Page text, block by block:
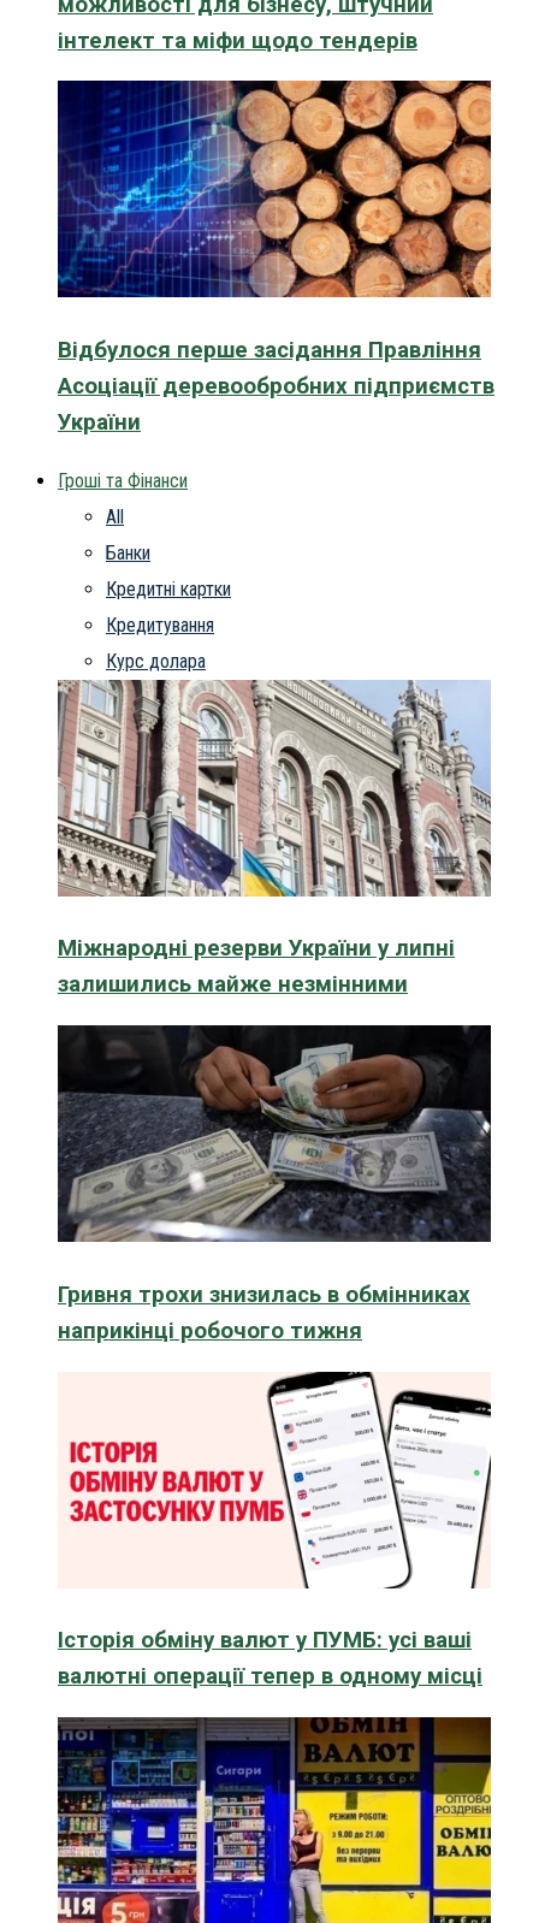
інтелект та міфи щодо тендерів
Відбулося перше засідання Правління
Асоціації деревообробних підприємств
України
Гроші та Фінанси
All
Банки
Кредитні картки
Кредитування
Курс долара
Міжнародні резерви України у липні
залишились майже незмінними
Гривня трохи знизилась в обмінниках
наприкінці робочого тижня
Історія обміну валют у ПУМБ: усі ваші
валютні операції тепер в одному місці